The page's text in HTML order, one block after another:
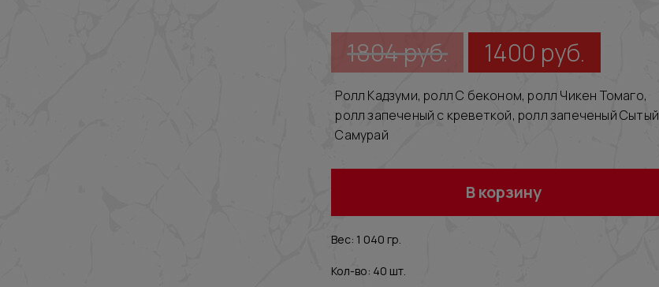
1804руб. 1400 руб.
Ролл Кадзуми, ролл С беконом, ролл Чикен Томаго,
ролл запеченый с креветкой, ролл запеченый Сытый
Самурай
В корзину
Вес: 1 040 гр.
Кол-во: 40 шт.